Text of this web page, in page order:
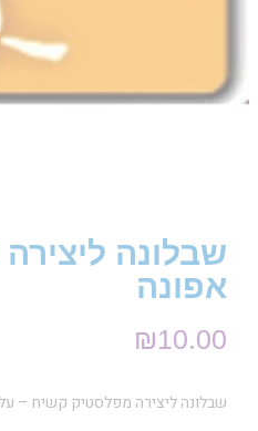
שבלונה
אפונה
₪10.00
שבלונה ליצירה מפלסטיק קשיח –